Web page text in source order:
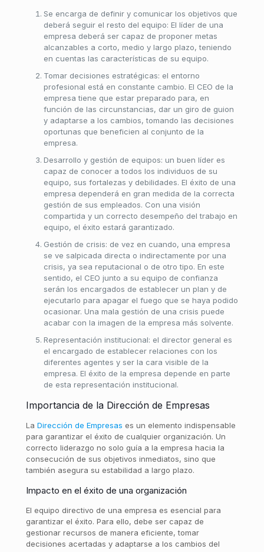
Se encarga de definir y comunicar los objetivos que
deberá seguir el resto del equipo: El líder de una
empresa deberá ser capaz de proponer metas
alcanzables a corto, medio y largo plazo, teniendo
en cuentas las características de su equipo.
Tomar decisiones estratégicas: el entorno
profesional está en constante cambio. El CEO de la
empresa tiene que estar preparado para, en
función de las circunstancias, dar un giro de guion
y adaptarse a los cambios, tomando las decisiones
oportunas que beneficien al conjunto de la
empresa.
Desarrollo y gestión de equipos: un buen líder es
capaz de conocer a todos los individuos de su
equipo, sus fortalezas y debilidades. El éxito de una
empresa dependerá en gran medida de la correcta
gestión de sus empleados. Con una visión
compartida y un correcto desempeño del trabajo en
equipo, el éxito estará garantizado.
Gestión de crisis: de vez en cuando, una empresa
se ve salpicada directa o indirectamente por una
crisis, ya sea reputacional o de otro tipo. En este
sentido, el CEO junto a su equipo de confianza
serán los encargados de establecer un plan y de
ejecutarlo para apagar el fuego que se haya podido
ocasionar. Una mala gestión de una crisis puede
acabar con la imagen de la empresa más solvente.
Representación institucional: el director general es
el encargado de establecer relaciones con los
diferentes agentes y ser la cara visible de la
empresa. El éxito de la empresa depende en parte
de esta representación institucional.
Importancia de la Dirección de Empresas
La Dirección de Empresas es un elemento indispensable
para garantizar el éxito de cualquier organización. Un
correcto liderazgo no solo guía a la empresa hacia la
consecución de sus objetivos inmediatos, sino que
también asegura su estabilidad a largo plazo.
Impacto en el éxito de una organización
El equipo directivo de una empresa es esencial para
garantizar el éxito. Para ello, debe ser capaz de
gestionar recursos de manera eficiente, tomar
decisiones acertadas y adaptarse a los cambios del